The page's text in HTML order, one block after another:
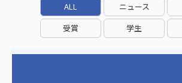
ALL ニュース
受賞
学生